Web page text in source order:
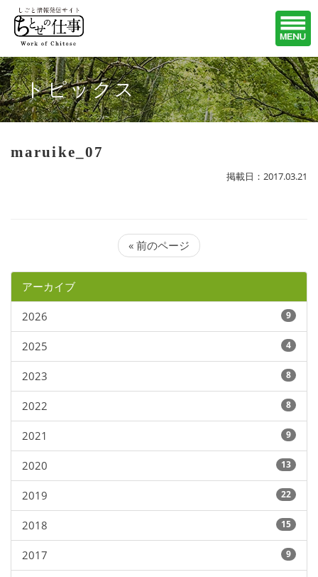
トピックス
maruike_07
掲載日：2017.03.21
« 前のページ
アーカイブ
2026 9
2025 4
2023 8
2022 8
2021 9
2020 13
2019 22
2018 15
2017 9